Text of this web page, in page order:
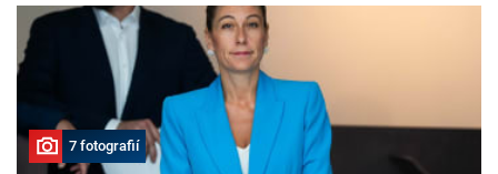
7 fotografií